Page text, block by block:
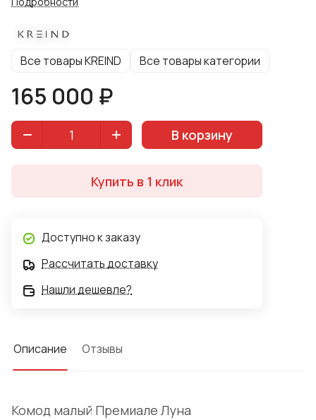
Все товары KREIND Все товары категории
165 000 ₽
В корзину
Купить в 1 клик
Доступно к заказу
Рассчитать доставку
Нашли дешевле?
Описание Отзывы
Комод малый Премиале Луна